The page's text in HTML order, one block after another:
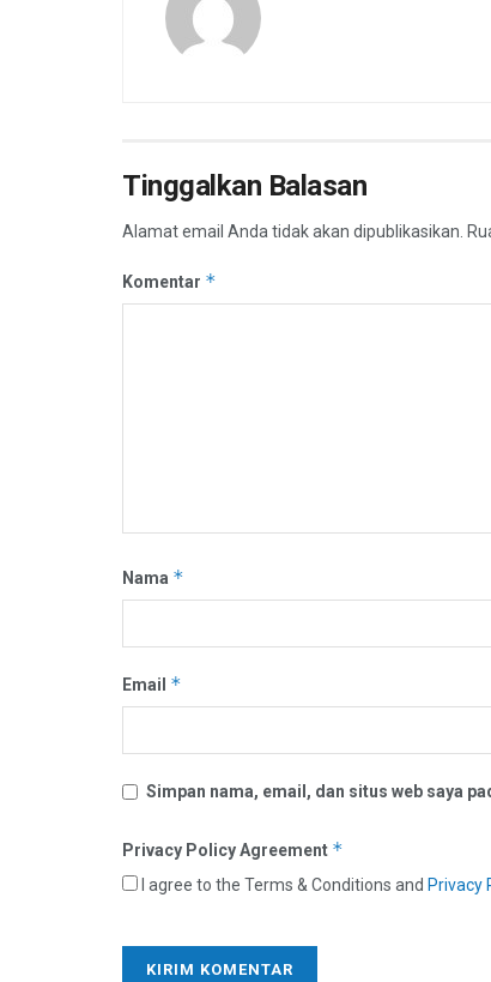
Tinggalkan Balasan
Alamat email Anda tidak akan dipublikasikan.
Komentar *
Nama *
Email *
Simpan nama, email, dan situs web saya
Privacy Policy Agreement *
I agree to the Terms & Conditions and Privacy